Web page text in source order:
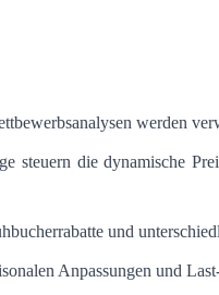
werden
steuern die dynamische
und
Anpassungen und